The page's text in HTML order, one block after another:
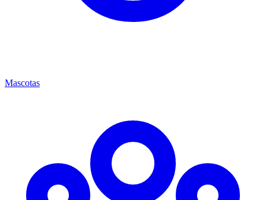
Mascotas